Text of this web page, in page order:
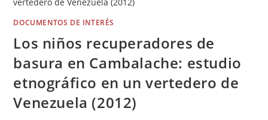
DOCUMENTOS DE INTERÉS
Los niños recuperadores de
basura en Cambalache: estudio
etnográfico en un vertedero de
Venezuela (2012)